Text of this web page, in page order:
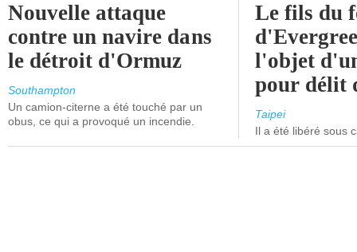
Nouvelle attaque
contre un navire dans
le détroit d'Ormuz
Southampton
Un camion-citerne a été touché par un
obus, ce qui a provoqué un incendie.
Le fils du
l'objet
pour délit
Taipei
Il a été libéré sous